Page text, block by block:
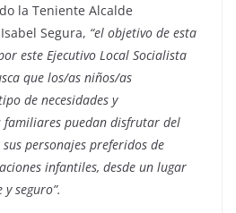
la Teniente Alcalde
Segura, “el objetivo de esta
este Ejecutivo Local Socialista
que los/as niños/as
de necesidades y
familiares puedan disfrutar del
personajes preferidos de
infantiles, desde un lugar
seguro”.